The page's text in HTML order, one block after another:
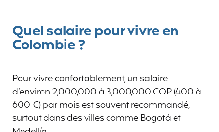
Quel salaire pour vivre en
Colombie ?
Pour vivre confortablement, un salaire
d’environ 2,000,000 à 3,000,000 COP (400 à
600 €) par mois est souvent recommandé,
surtout dans des villes comme Bogotá et